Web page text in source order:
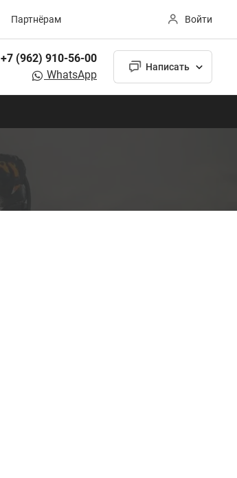
Партнёрам Войти
+7 (962) 910-56-00
WhatsApp
Написать